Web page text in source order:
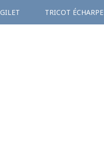
TRICOT ÉCHARPE